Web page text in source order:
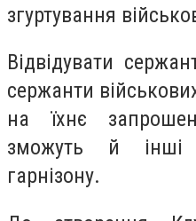
згуртування
Відвідувати
сержанти
на їхнє
зможуть й інші
гарнізону.